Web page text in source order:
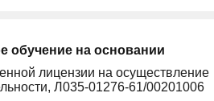
обучение на основании
лицензии на осуществление
Л035-01276-61/00201006